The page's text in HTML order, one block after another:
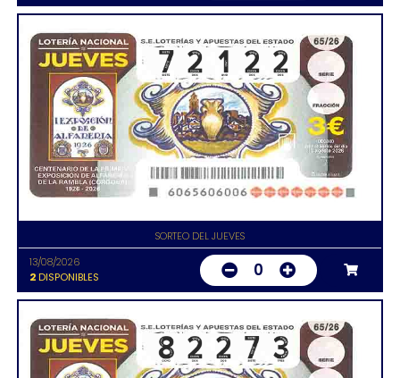
SORTEO DEL JUEVES
13/08/2026
2DISPONIBLES 0